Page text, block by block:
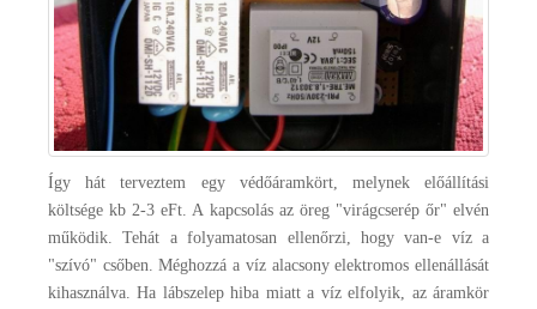
Így hát terveztem egy védőáramkört, melynek előállítási
költsége kb 2-3 eFt. A kapcsolás az öreg "virágcserép őr" elvén
működik. Tehát a folyamatosan ellenőrzi, hogy van-e víz a
"szívó" csőben. Méghozzá a víz alacsony elektromos ellenállását
kihasználva. Ha lábszelep hiba miatt a víz elfolyik, az áramkör